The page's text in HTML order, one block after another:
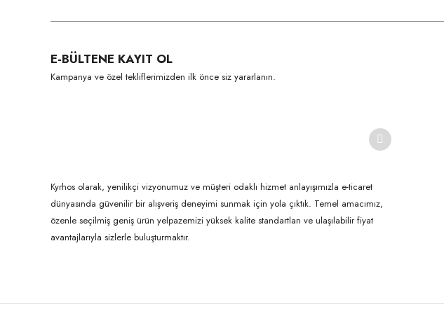
Ürün açıklamasında eksik bilgiler bulunuyor.
Ürün bilgilerinde hatalar bulunuyor.
E-BÜLTENE KAYIT OL
Kampanya ve özel tekliflerimizden ilk önce siz yararlanın.
Kyrhos olarak, yenilikçi vizyonumuz ve müşteri odaklı hizmet anlayışımızla e-ticaret
dünyasında güvenilir bir alışveriş deneyimi sunmak için yola çıktık. Temel amacımız,
özenle seçilmiş geniş ürün yelpazemizi yüksek kalite standartları ve ulaşılabilir fiyat
avantajlarıyla sizlerle buluşturmaktır.